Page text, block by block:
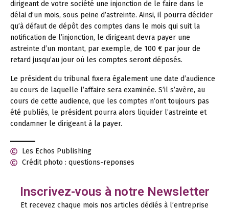
dirigeant de votre société une injonction de le faire dans le
délai d’un mois, sous peine d’astreinte. Ainsi, il pourra décider
qu’à défaut de dépôt des comptes dans le mois qui suit la
notification de l’injonction, le dirigeant devra payer une
astreinte d’un montant, par exemple, de 100 € par jour de
retard jusqu’au jour où les comptes seront déposés.
Le président du tribunal fixera également une date d’audience
au cours de laquelle l’affaire sera examinée. S’il s’avère, au
cours de cette audience, que les comptes n’ont toujours pas
été publiés, le président pourra alors liquider l’astreinte et
condamner le dirigeant à la payer.
Les Echos Publishing
Crédit photo : questions-reponses
Inscrivez-vous à notre Newsletter
Et recevez chaque mois nos articles dédiés à l’entreprise